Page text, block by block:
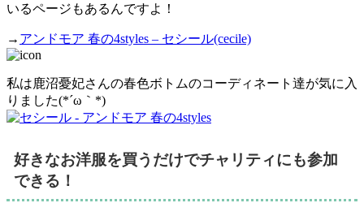
いるページもあるんですよ！
→ アンドモア 春の4styles – セシール(cecile)
私は鹿沼憂妃さんの春色ボトムのコーディネート達が気に入
りました(*´ω｀*)
好きなお洋服を買うだけでチャリティにも参加
できる！